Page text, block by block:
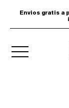
Envios gratis a